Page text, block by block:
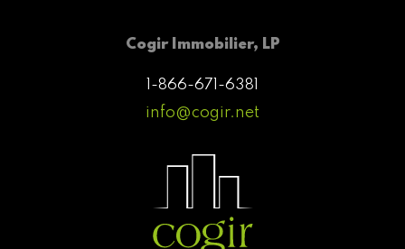
Cogir Immobilier, LP
1-866-671-6381
info@cogir.net